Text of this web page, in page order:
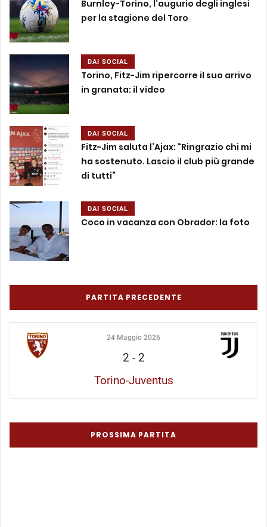
Burnley-Torino, l’augurio degli inglesi
per la stagione del Toro
DAI SOCIAL
Torino, Fitz-Jim ripercorre il suo arrivo
in granata: il video
DAI SOCIAL
Fitz-Jim saluta l’Ajax: “Ringrazio chi mi
ha sostenuto. Lascio il club più grande
di tutti”
DAI SOCIAL
Coco in vacanza con Obrador: la foto
PARTITA PRECEDENTE
24 Maggio 2026
2 - 2
Torino-Juventus
PROSSIMA PARTITA